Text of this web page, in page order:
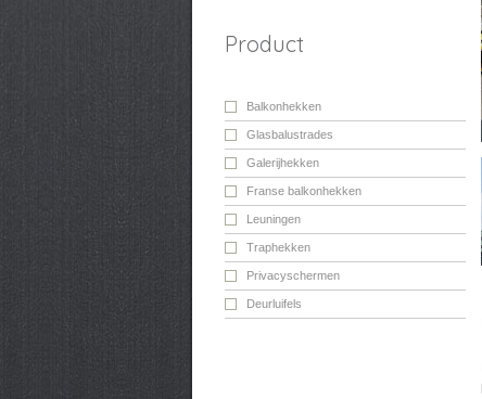
Product
Balkonhekken
Glasbalustrades
Galerijhekken
Franse balkonhekken
Leuningen
Traphekken
Privacyschermen
Deurluifels